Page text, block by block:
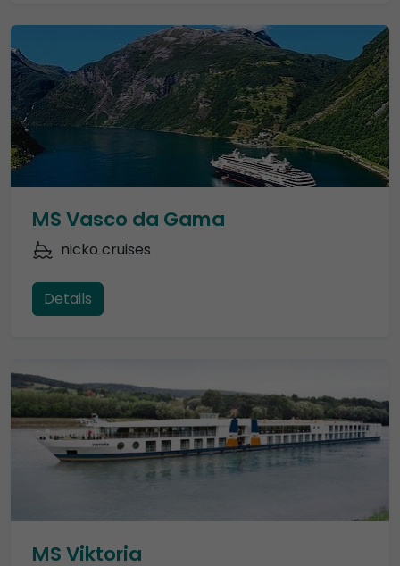
MS Vasco da Gama
nicko cruises
Details
MS Viktoria